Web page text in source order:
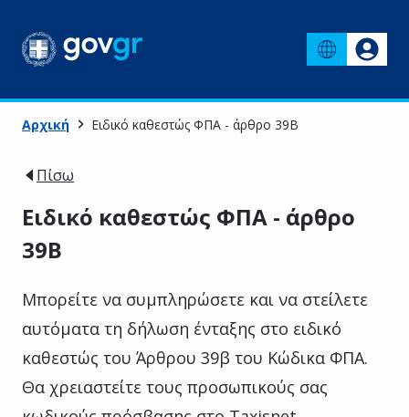
Αρχική Ειδικό καθεστώς ΦΠΑ - άρθρο 39Β
Πίσω
Ειδικό καθεστώς ΦΠΑ - άρθρο
39Β
Μπορείτε να συμπληρώσετε και να στείλετε
αυτόματα τη δήλωση ένταξης στο ειδικό
καθεστώς του Άρθρου 39β του Κώδικα ΦΠΑ.
Θα χρειαστείτε τους προσωπικούς σας